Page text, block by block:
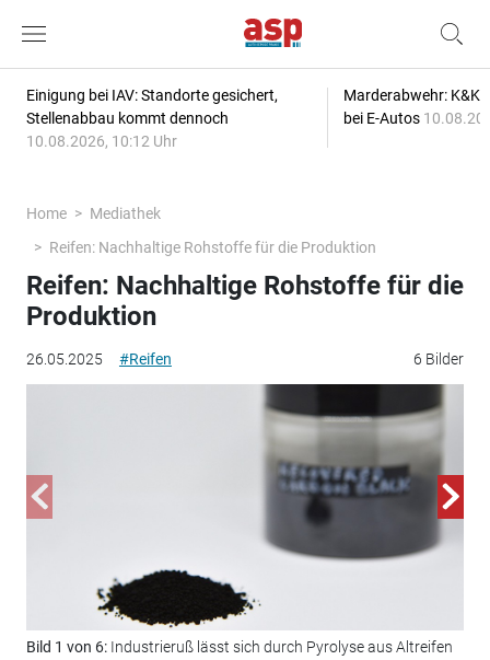
Einigung bei IAV: Standorte gesichert,
Stellenabbau kommt dennoch
10.08.2026, 10:12 Uhr
Marderabwehr: K&K
bei E-Autos
Home
Mediathek
Reifen: Nachhaltige Rohstoffe für die Produktion
26.05.2025 #Reifen 6 Bilder
Reifen: Nachhaltige Rohstoffe für die
Produktion
Bild 1 von 6: Industrieruß lässt sich durch Pyrolyse aus Altreifen